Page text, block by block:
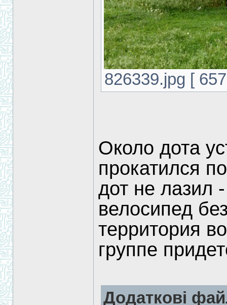
826339.jpg [
Около дота
прокатился
дот не лазил
велосипед
территория
группе
Додаткові